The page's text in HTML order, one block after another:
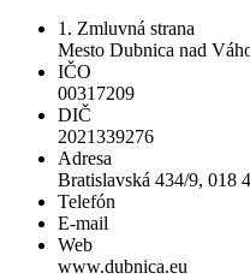
1. Zmluvná strana
Mesto Dubnica nad
IČO
00317209
DIČ
2021339276
Adresa
Bratislavská 434/9, 018
Telefón
E-mail
Web
www.dubnica.eu